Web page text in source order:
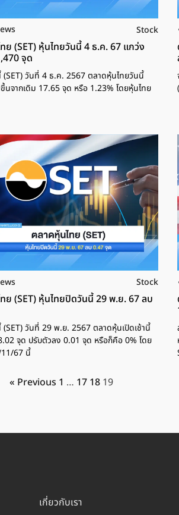
Stock
ย (SET) หุ้นไทยวันนี้ 4 ธ.ค. 67 แกว่ง
จุด
(SET) วันที่ 4 ธ.ค. 2567 ตลาดหุ้นไทยวันนี้
นจากเดิม 17.65 จุด หรือ 1.23% โดยหุ้นไทย
Stock
ย (SET) หุ้นไทยปิดวันนี้ 29 พ.ย. 67 ลบ
(SET) วันที่ 29 พ.ย. 2567 ตลาดหุ้นเปิดเช้านี้
จุด ปรับตัวลง 0.01 จุด หรือก็คือ 0% โดย
67 นี้
« Previous 1 … 17 18 19
เกี่ยวกับเรา